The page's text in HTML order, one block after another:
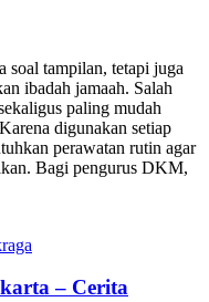
soal tampilan, tetapi juga
ibadah jamaah. Salah
paling mudah
digunakan setiap
perawatan rutin agar
Bagi pengurus DKM,
– Cerita